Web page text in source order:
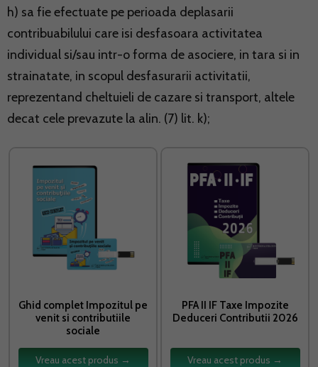
h) sa fie efectuate pe perioada deplasarii
contribuabilului care isi desfasoara activitatea
individual si/sau intr-o forma de asociere, in tara si in
strainatate, in scopul desfasurarii activitatii,
reprezentand cheltuieli de cazare si transport, altele
decat cele prevazute la alin. (7) lit. k);
Ghid complet Impozitul pe
venit si contributiile
sociale
Vreau acest produs →
PFA II IF Taxe Impozite
Deduceri Contributii 2026
Vreau acest produs →